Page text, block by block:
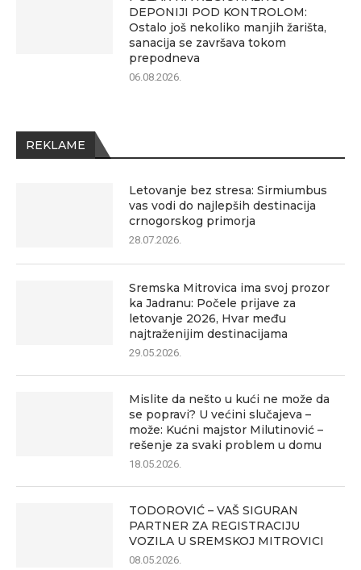
DEPONIJI POD KONTROLOM:
Ostalo još nekoliko manjih žarišta,
sanacija se završava tokom
prepodneva
06.08.2026.
REKLAME
Letovanje bez stresa: Sirmiumbus
vas vodi do najlepših destinacija
crnogorskog primorja
28.07.2026.
Sremska Mitrovica ima svoj prozor
ka Jadranu: Počele prijave za
letovanje 2026, Hvar među
najtraženijim destinacijama
29.05.2026.
Mislite da nešto u kući ne može da
se popravi? U većini slučajeva –
može: Kućni majstor Milutinović –
rešenje za svaki problem u domu
18.05.2026.
TODOROVIĆ – VAŠ SIGURAN
PARTNER ZA REGISTRACIJU
VOZILA U SREMSKOJ MITROVICI
08.05.2026.